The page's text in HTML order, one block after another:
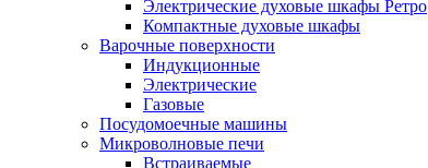
Электрические духовые шкафы Ретро
Компактные духовые шкафы
Варочные поверхности
Индукционные
Электрические
Газовые
Посудомоечные машины
Микроволновые печи
Встраиваемые